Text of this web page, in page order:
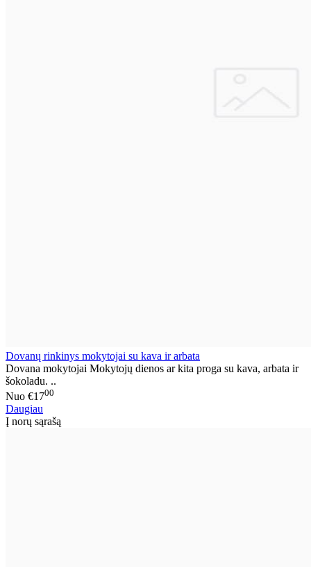
Dovanų rinkinys mokytojai su kava ir arbata
Dovana mokytojai Mokytojų dienos ar kita proga su kava, arbata ir
šokoladu. ..
Nuo €1700
Daugiau
Į norų sąrašą